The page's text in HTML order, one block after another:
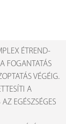
ÉTREND-
FOGANTATÁS
VÉGÉIG.
A
EGÉSZSÉGES